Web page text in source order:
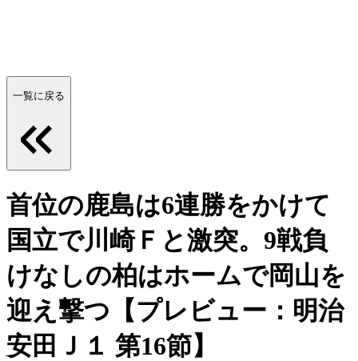
一覧に戻る
首位の鹿島は6連勝をかけて
国立で川崎Ｆと激突。9戦負
けなしの柏はホームで岡山を
迎え撃つ【プレビュー：明治
安田Ｊ１ 第16節】